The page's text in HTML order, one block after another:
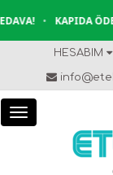
• KAPIDA
HESABIM